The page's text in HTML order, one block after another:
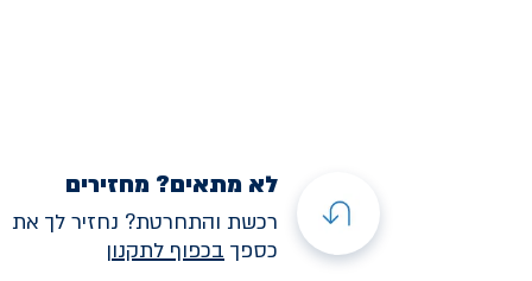
לא מתאים? מחזירים
רכשת והתחרטת? נחזיר לך את
כספך בכפוף לתקנון